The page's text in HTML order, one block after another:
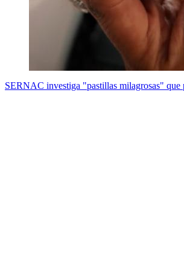
SERNAC investiga "pastillas milagrosas"